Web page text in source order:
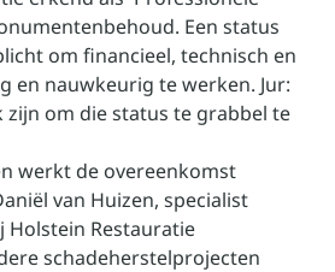
Een status
om financieel, technisch en
en nauwkeurig te werken. Jur:
zijn om die status te grabbel te
werkt de overeenkomst
van Huizen, specialist
Restauratie
schadeherstelprojecten